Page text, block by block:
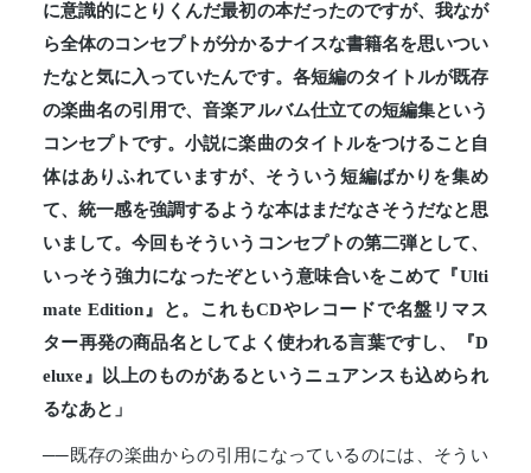
に意識的にとりくんだ最初の本だったのですが、我なが
ら全体のコンセプトが分かるナイスな書籍名を思いつい
たなと気に入っていたんです。各短編のタイトルが既存
の楽曲名の引用で、音楽アルバム仕立ての短編集という
コンセプトです。小説に楽曲のタイトルをつけること自
体はありふれていますが、そういう短編ばかりを集め
て、統一感を強調するような本はまだなさそうだなと思
いまして。今回もそういうコンセプトの第二弾として、
いっそう強力になったぞという意味合いをこめて『Ulti
mate Edition』と。これもCDやレコードで名盤リマス
ター再発の商品名としてよく使われる言葉ですし、『D
eluxe』以上のものがあるというニュアンスも込められ
るなあと」
──既存の楽曲からの引用になっているのには、そうい